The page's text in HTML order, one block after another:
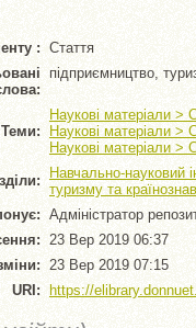
: Стаття
підприємництво,
Теми:
Наукові матеріали >
Наукові матеріали >
Наукові матеріали >
Навчально-науковий
туризму та
Адміністратор
23 Вер 2019 06:37
23 Вер 2019 07:15
URI:
https://